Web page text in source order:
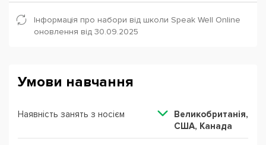
Інформація про набори від школи Speak Well Online
оновлення від 30.09.2025
Умови навчання
Наявність занять з носієм
Великобританія,
США, Канада